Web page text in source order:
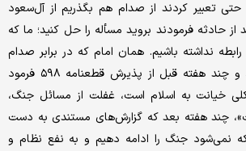
تعبیر کردند از صدام هم بگذریم از آل‌سعود
حادثه فرمودند بروید مسأله را حل کنید؛ ما که
نداشته باشیم. همان امام که در برابر صدام
که آن همه جنایت کرد و چند هفته قبل از پذیرش قطعنامه ۵۹۸ فرمود
خیانت به اسلام است، غفلت از مسائل جنگ،
چند هفته بعد که گزارش‌های مستندی به دست
نمی‌شود جنگ را ادامه دهیم و به نفع نظام و